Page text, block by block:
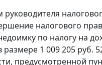
налогового
по налогу на
размере 1 009 205
предусмотренной